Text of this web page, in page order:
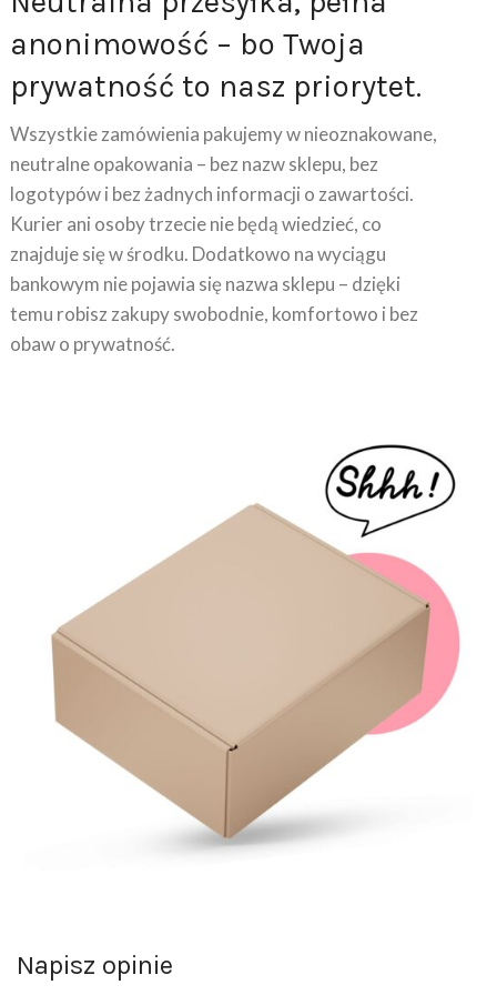
anonimowość – bo Twoja
prywatność to nasz priorytet.
Wszystkie zamówienia pakujemy w nieoznakowane,
neutralne opakowania – bez nazw sklepu, bez
logotypów i bez żadnych informacji o zawartości.
Kurier ani osoby trzecie nie będą wiedzieć, co
znajduje się w środku. Dodatkowo na wyciągu
bankowym nie pojawia się nazwa sklepu – dzięki
temu robisz zakupy swobodnie, komfortowo i bez
obaw o prywatność.
Opinie